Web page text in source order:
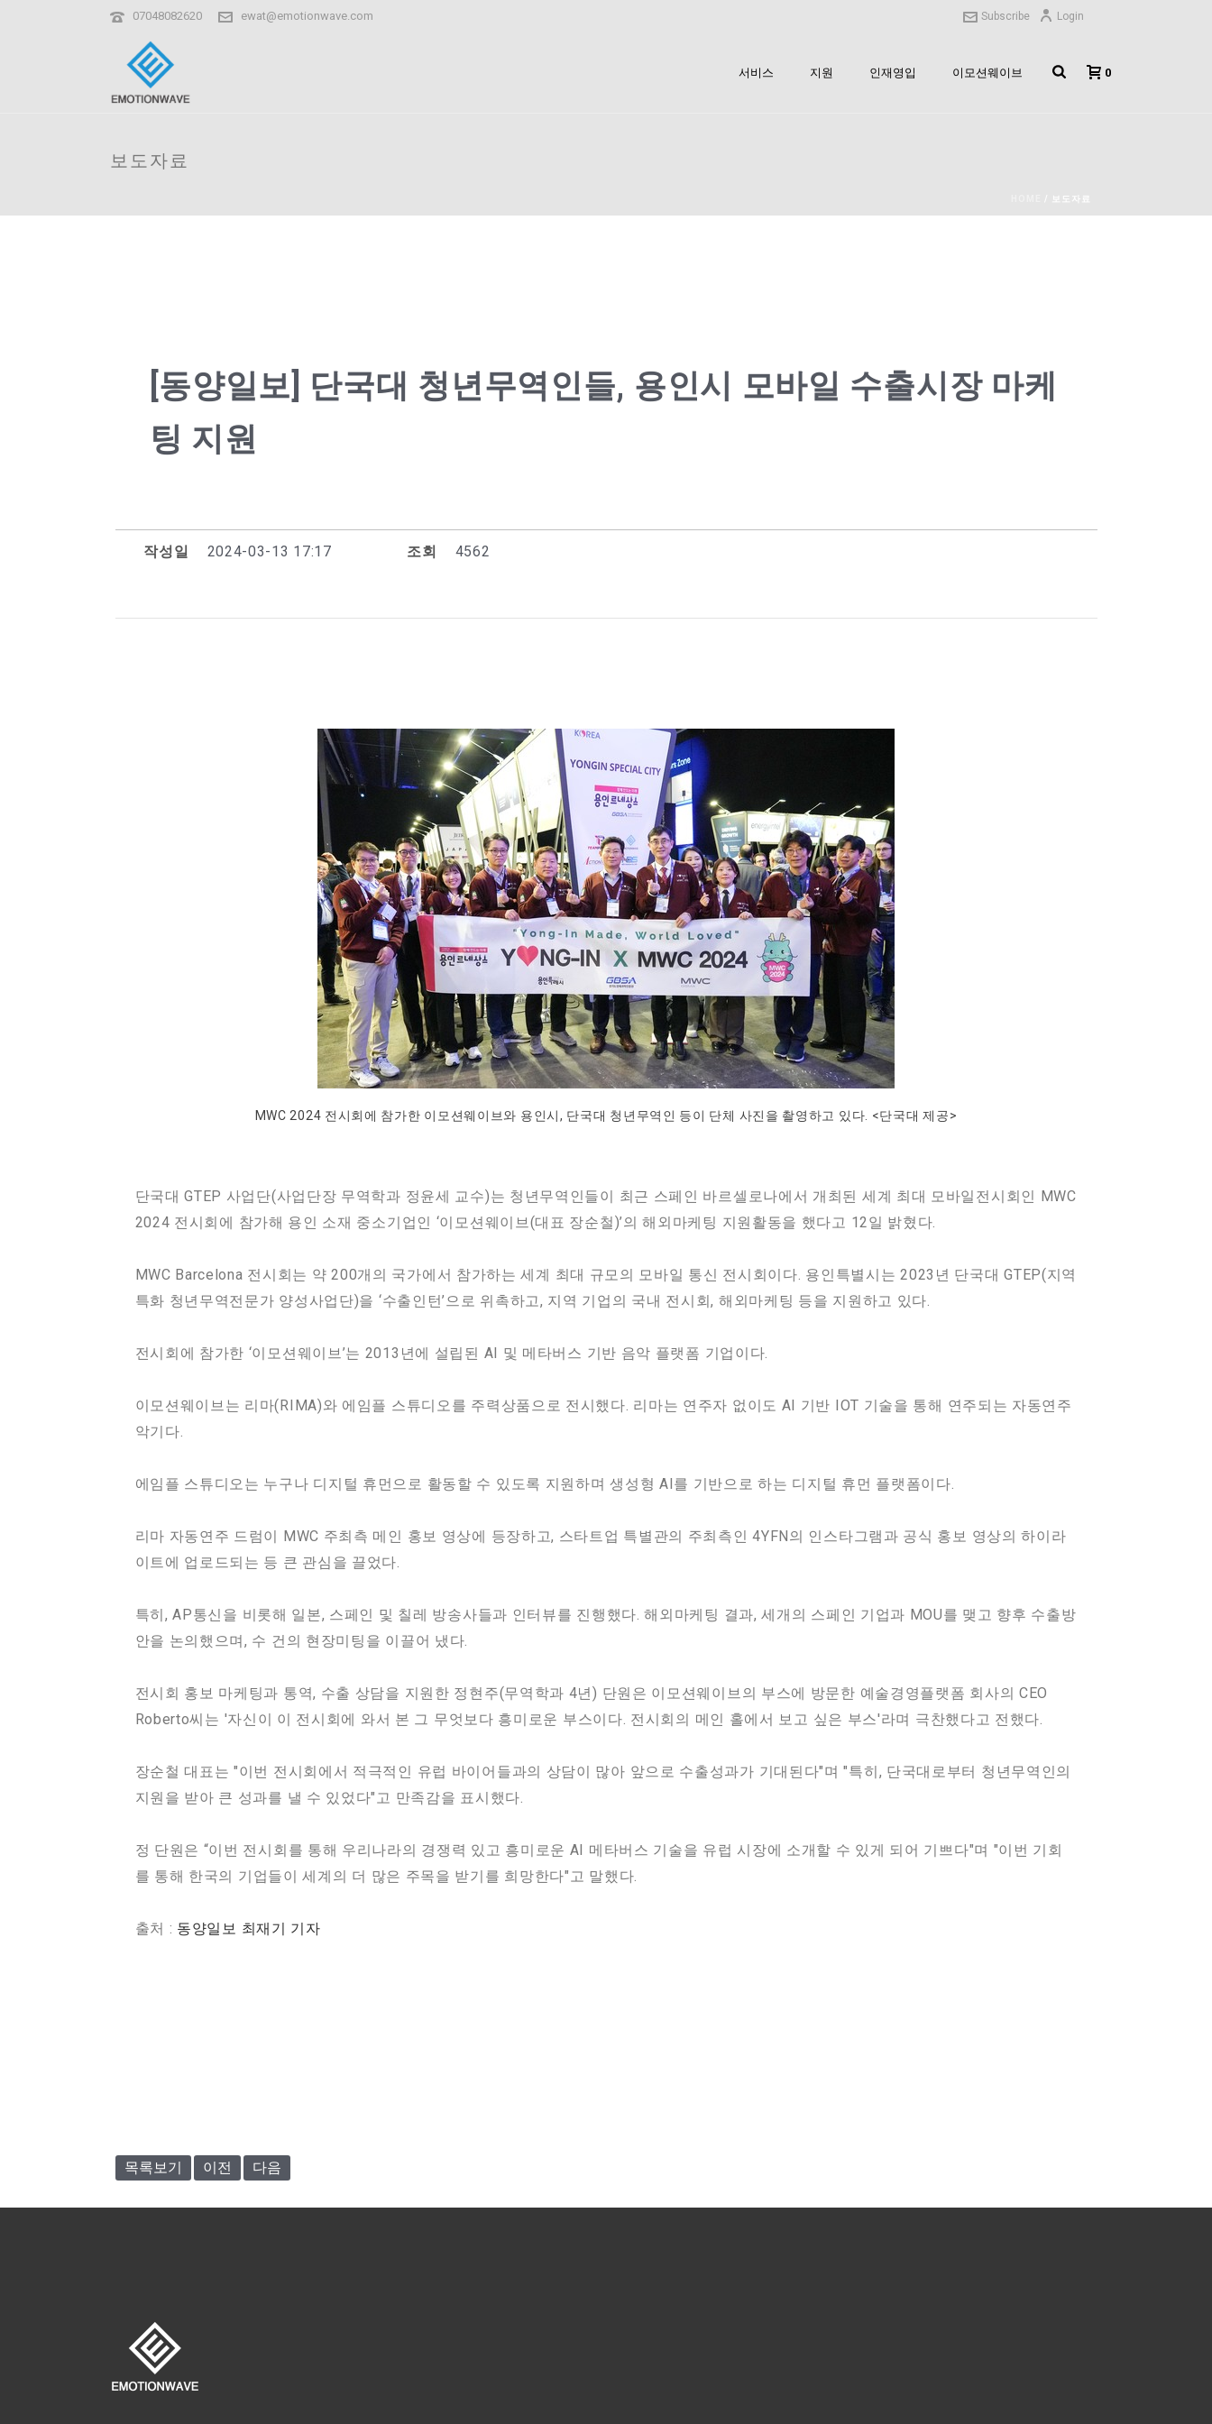
07048082620 ewat@emotionwave.com Login
Subscribe
서비스 지원 인재영입 이모션웨이브 0
보도자료
/ 보도자료
[동양일보] 단국대 청년무역인들, 용인시 모바일 수출시장 마케
팅 지원
작성일 2024-03-13 17:17 조회 4562
MWC 2024 전시회에 참가한 이모션웨이브와 용인시, 단국대 청년무역인 등이 단체 사진을 촬영하고 있다. <단국대 제공>
단국대 GTEP 사업단(사업단장 무역학과 정윤세 교수)는 청년무역인들이 최근 스페인 바르셀로나에서 개최된 세계 최대 모바일전시회인 MWC
2024 전시회에 참가해 용인 소재 중소기업인 ‘이모션웨이브(대표 장순철)’의 해외마케팅 지원활동을 했다고 12일 밝혔다.
MWC Barcelona 전시회는 약 200개의 국가에서 참가하는 세계 최대 규모의 모바일 통신 전시회이다. 용인특별시는 2023년 단국대 GTEP(지역
특화 청년무역전문가 양성사업단)을 ‘수출인턴’으로 위촉하고, 지역 기업의 국내 전시회, 해외마케팅 등을 지원하고 있다.
전시회에 참가한 ‘이모션웨이브’는 2013년에 설립된 AI 및 메타버스 기반 음악 플랫폼 기업이다.
이모션웨이브는 리마(RIMA)와 에임플 스튜디오를 주력상품으로 전시했다. 리마는 연주자 없이도 AI 기반 IOT 기술을 통해 연주되는 자동연주
악기다.
에임플 스튜디오는 누구나 디지털 휴먼으로 활동할 수 있도록 지원하며 생성형 AI를 기반으로 하는 디지털 휴먼 플랫폼이다.
리마 자동연주 드럼이 MWC 주최측 메인 홍보 영상에 등장하고, 스타트업 특별관의 주최측인 4YFN의 인스타그램과 공식 홍보 영상의 하이라
이트에 업로드되는 등 큰 관심을 끌었다.
특히, AP통신을 비롯해 일본, 스페인 및 칠레 방송사들과 인터뷰를 진행했다. 해외마케팅 결과, 세개의 스페인 기업과 MOU를 맺고 향후 수출방
안을 논의했으며, 수 건의 현장미팅을 이끌어 냈다.
전시회 홍보 마케팅과 통역, 수출 상담을 지원한 정현주(무역학과 4년) 단원은 이모션웨이브의 부스에 방문한 예술경영플랫폼 회사의 CEO
Roberto씨는 '자신이 이 전시회에 와서 본 그 무엇보다 흥미로운 부스이다. 전시회의 메인 홀에서 보고 싶은 부스'라며 극찬했다고 전했다.
장순철 대표는 "이번 전시회에서 적극적인 유럽 바이어들과의 상담이 많아 앞으로 수출성과가 기대된다"며 "특히, 단국대로부터 청년무역인의
지원을 받아 큰 성과를 낼 수 있었다"고 만족감을 표시했다.
정 단원은 “이번 전시회를 통해 우리나라의 경쟁력 있고 흥미로운 AI 메타버스 기술을 유럽 시장에 소개할 수 있게 되어 기쁘다"며 "이번 기회
를 통해 한국의 기업들이 세계의 더 많은 주목을 받기를 희망한다"고 말했다.
출처 : 동양일보 최재기 기자
목록보기 이전 다음